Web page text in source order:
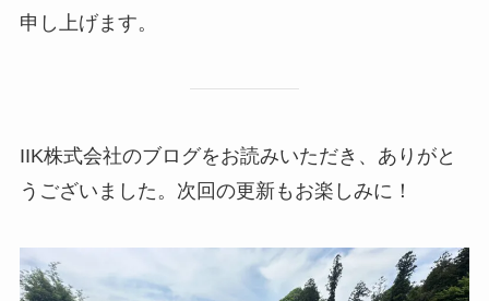
申し上げます。
IIK株式会社のブログをお読みいただき、ありがと
うございました。次回の更新もお楽しみに！